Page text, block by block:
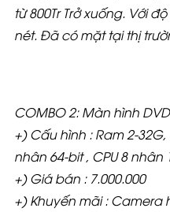
từ 800Tr Trở xuống. Với
nét. Đã có mặt tại thị
COMBO 2: Màn hình
+) Cấu hình : Ram 2-
nhân 64-bit , CPU 8 nhân
+) Giá bán : 7.000.000
+) Khuyến mãi : Camera